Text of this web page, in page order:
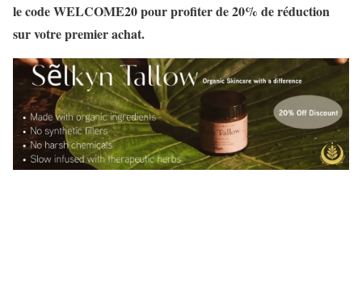
le code WELCOME20 pour profiter de 20% de réduction
sur votre premier achat.